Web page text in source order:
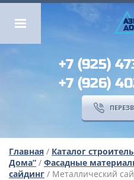
ОМА ПЕРЕЗВОНИТЕ МНЕ
А
+7 (925)
+7 (926)
Главная / Каталог
Дома” / Фасадные
сайдинг / Металлический